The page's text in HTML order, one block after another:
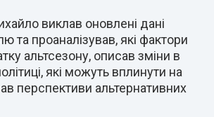
виклав оновлені дані
та проаналізував, які фактори
альтсезону, описав зміни в
які можуть вплинути на
перспективи альтернативних